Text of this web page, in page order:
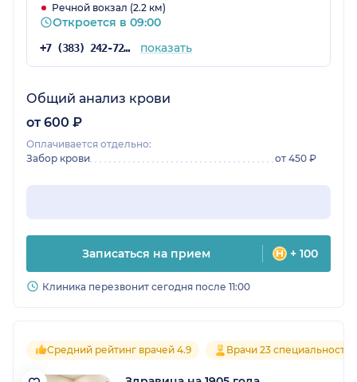
Речной вокзал (2.2 км)
Откроется в 09:00
+7 (383) 242-72-53 показать
Общий анализ крови
от 600 ₽
Оплачивается отдельно:
Забор крови
от 450 ₽
Записаться на прием + 100
Клиника перезвонит сегодня после 11:00
Средний рейтинг врачей 4.9 Врачи 23 специальностей